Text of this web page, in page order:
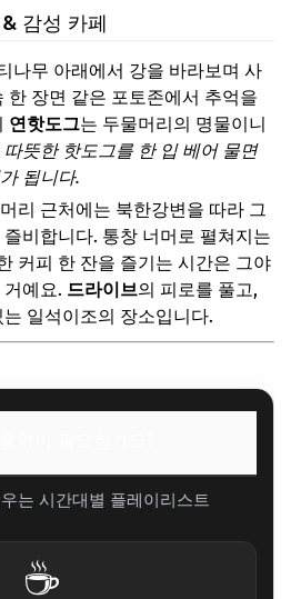
감성 카페
나무 아래에서 강을 바라보며 사
한 장면 같은 포토존에서 추억을
연핫도그는 두물머리의 명물이니
따뜻한 핫도그를 한 입 베어 물면
됩니다.
리 근처에는 북한강변을 따라 그
즐비합니다. 통창 너머로 펼쳐지는
커피 한 잔을 즐기는 시간은 그야
예요. 드라이브의 피로를 풀고,
일석이조의 장소입니다.
는 시간대별 플레이리스트
☕